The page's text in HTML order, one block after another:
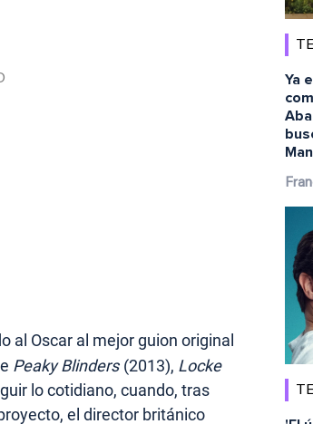
al Oscar al mejor guion original
Peaky Blinders (2013), Locke
lo cotidiano, cuando, tras
el director británico
Ya